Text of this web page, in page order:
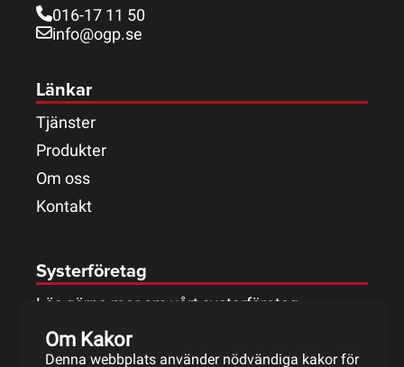
016-17 11 50
info@ogp.se
Länkar
Tjänster
Produkter
Om oss
Kontakt
Systerföretag
Läs gärna mer om vårt systerföretag.
Om Kakor
Denna webbplats använder nödvändiga kakor för